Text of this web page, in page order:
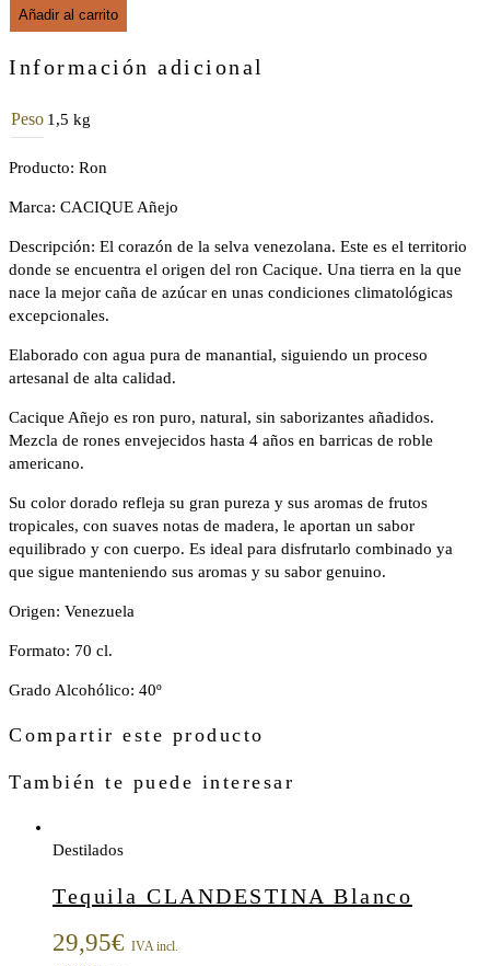
Añadir al carrito
Información adicional
Peso 1,5 kg
Producto: Ron
Marca: CACIQUE Añejo
Descripción: El corazón de la selva venezolana. Este es el territorio
donde se encuentra el origen del ron Cacique. Una tierra en la que
nace la mejor caña de azúcar en unas condiciones climatológicas
excepcionales.
Elaborado con agua pura de manantial, siguiendo un proceso
artesanal de alta calidad.
Cacique Añejo es ron puro, natural, sin saborizantes añadidos.
Mezcla de rones envejecidos hasta 4 años en barricas de roble
americano.
Su color dorado refleja su gran pureza y sus aromas de frutos
tropicales, con suaves notas de madera, le aportan un sabor
equilibrado y con cuerpo. Es ideal para disfrutarlo combinado ya
que sigue manteniendo sus aromas y su sabor genuino.
Origen: Venezuela
Formato: 70 cl.
Grado Alcohólico: 40º
Compartir este producto
También te puede interesar
Destilados
Tequila CLANDESTINA Blanco
29,95€ IVA incl.